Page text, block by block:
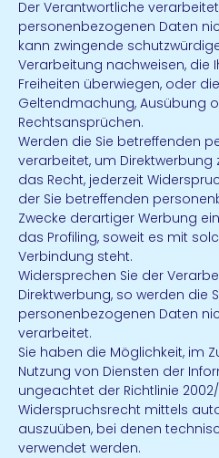
Der Verantwortliche
personenbezogenen Daten
kann zwingende
Verarbeitung nachweisen, die
Freiheiten überwiegen, oder
Geltendmachung, Ausübung
Rechtsansprüchen.
Werden die Sie betreffenden
verarbeitet, um Direktwerbung
das Recht, jederzeit
der Sie betreffenden
Zwecke derartiger Werbung
das Profiling, soweit es mit
Verbindung steht.
Widersprechen Sie der
Direktwerbung, so werden die
personenbezogenen Daten
verarbeitet.
Sie haben die Möglichkeit, im
Nutzung von Diensten der
ungeachtet der Richtlinie
Widerspruchsrecht mittels
auszuüben, bei denen
verwendet werden.